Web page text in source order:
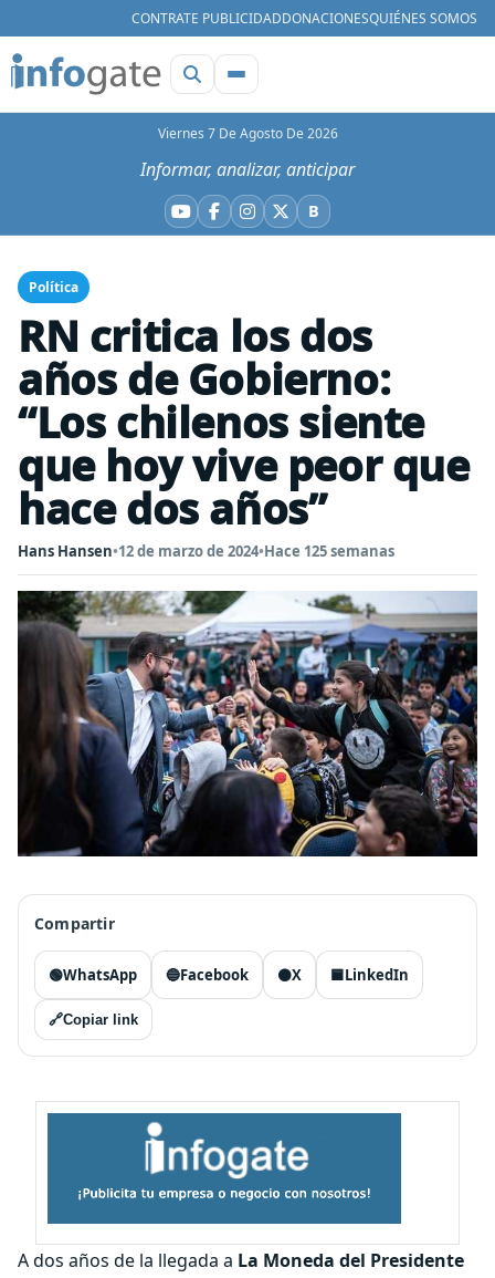
CONTRATE PUBLICIDADDONACIONESQUIÉNES SOMOS
Viernes 7 De Agosto De 2026
Informar, analizar, anticipar
YouTube
Facebook
Instagram
X BBluesky
Política
RN critica los dos
años de Gobierno:
“Los chilenos siente
que hoy vive peor que
hace dos años”
Hans Hansen•12 de marzo de 2024•Hace 125 semanas
Compartir
🟢WhatsApp 🔵Facebook ⚫X 🟦LinkedIn
🔗Copiar link
A dos años de la llegada a La Moneda del Presidente